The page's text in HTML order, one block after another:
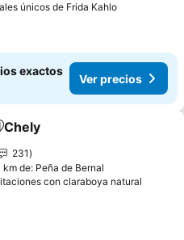
únicos de Frida Kahlo
exactos
Ver precios
a favoritos
Chely
231
km de: Peña de Bernal
con claraboya natural